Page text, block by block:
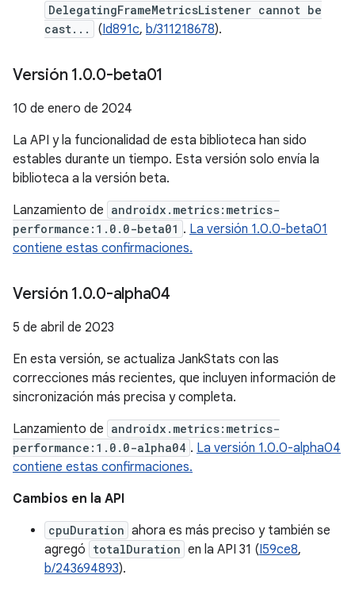
DelegatingFrameMetricsListener cannot be
cast...
(Id891c, b/311218678).
Versión 1.0.0-beta01
10 de enero de 2024
La API y la funcionalidad de esta biblioteca han sido
estables durante un tiempo. Esta versión solo envía la
biblioteca a la versión beta.
Lanzamiento de androidx.metrics:metrics-
performance:1.0.0-beta01 . La versión 1.0.0-beta01
contiene estas confirmaciones.
Versión 1.0.0-alpha04
5 de abril de 2023
En esta versión, se actualiza JankStats con las
correcciones más recientes, que incluyen información de
sincronización más precisa y completa.
Lanzamiento de androidx.metrics:metrics-
performance:1.0.0-alpha04 . La versión 1.0.0-alpha04
contiene estas confirmaciones.
Cambios en la API
cpuDuration ahora es más preciso y también se
agregó totalDuration en la API 31 (I59ce8,
b/243694893).